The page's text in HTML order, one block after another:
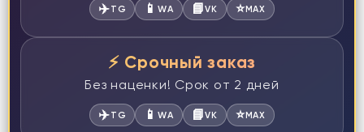
✈️TG 📱WA 📘VK ⭐MAX
⚡ Срочный заказ
Без наценки! Срок от 2 дней
✈️TG 📱WA 📘VK ⭐MAX